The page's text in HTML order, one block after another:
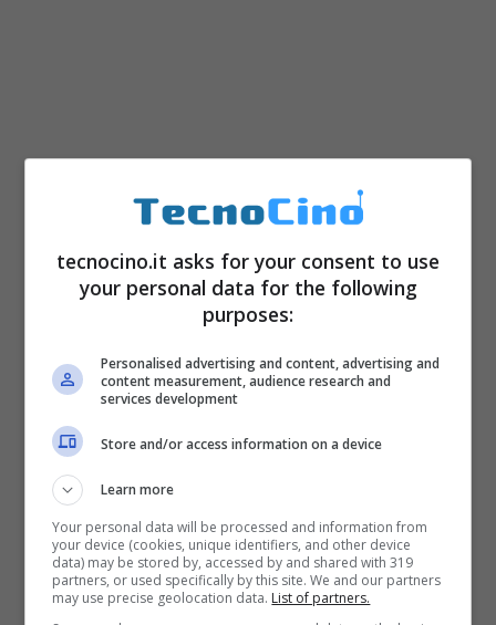
tecnocino.it asks for your consent to use
your personal data for the following
purposes:
Personalised advertising and content, advertising and
content measurement, audience research and
services development
Store and/or access information on a device
Learn more
Your personal data will be processed and information from
your device (cookies, unique identifiers, and other device
data) may be stored by, accessed by and shared with 319
partners, or used specifically by this site. We and our partners
may use precise geolocation data. List of partners.